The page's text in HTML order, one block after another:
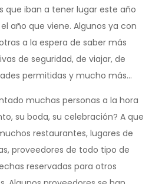
que iban a tener lugar este año
año que viene. Algunos ya con
a la espera de saber más
de seguridad, de viajar, de
permitidas y mucho más…
muchas personas a la hora
su boda, su celebración? A que
restaurantes, lugares de
proveedores de todo tipo de
reservadas para otros